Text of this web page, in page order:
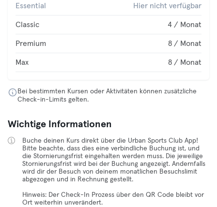
Essential Hier nicht verfügbar
Classic 4 / Monat
Premium 8 / Monat
Max 8 / Monat
Bei bestimmten Kursen oder Aktivitäten können zusätzliche
Check-in-Limits gelten.
Wichtige Informationen
Buche deinen Kurs direkt über die Urban Sports Club App!
Bitte beachte, dass dies eine verbindliche Buchung ist, und
die Stornierungsfrist eingehalten werden muss. Die jeweilige
Stornierungsfrist wird bei der Buchung angezeigt. Andernfalls
wird dir der Besuch von deinem monatlichen Besuchslimit
abgezogen und in Rechnung gestellt.
Hinweis: Der Check-In Prozess über den QR Code bleibt vor
Ort weiterhin unverändert.